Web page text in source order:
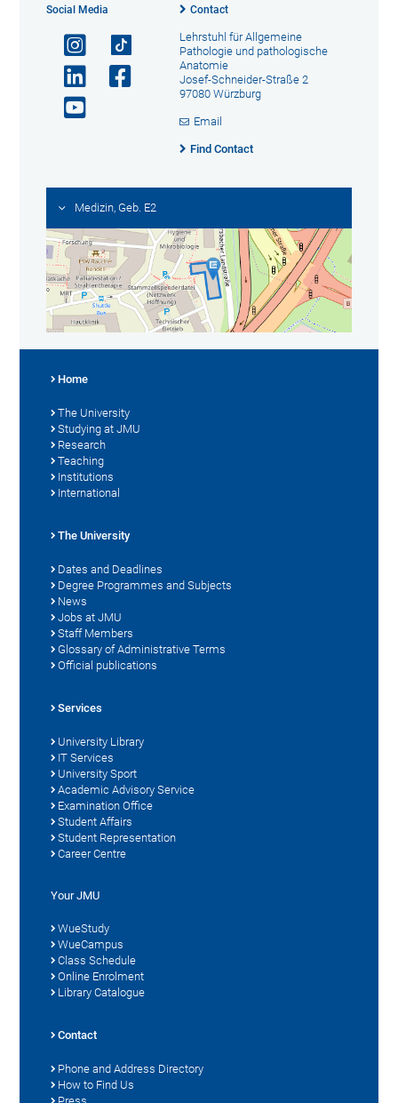
Social Media Contact
Lehrstuhl für Allgemeine
Pathologie und pathologische
Anatomie
Josef-Schneider-Straße 2
97080 Würzburg
Email
Find Contact
Medizin, Geb. E2
Home
The University
Studying at JMU
Research
Teaching
Institutions
International
The University
Dates and Deadlines
Degree Programmes and Subjects
News
Jobs at JMU
Staff Members
Glossary of Administrative Terms
Official publications
Services
University Library
IT Services
University Sport
Academic Advisory Service
Examination Office
Student Affairs
Student Representation
Career Centre
Your JMU
WueStudy
WueCampus
Class Schedule
Online Enrolment
Library Catalogue
Contact
Phone and Address Directory
How to Find Us